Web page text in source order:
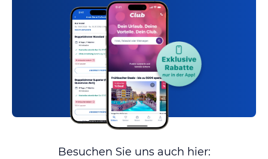
Besuchen Sie uns auch hier: